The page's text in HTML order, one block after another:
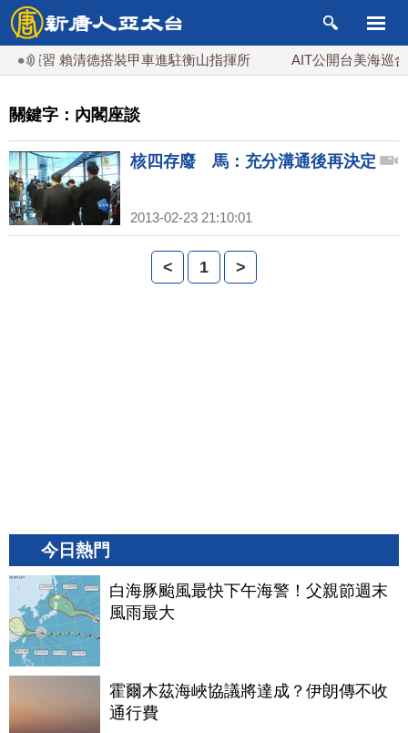
光演習 賴清德搭裝甲車進駐衡山指揮所 AIT公開台美海巡合
關鍵字：內閣座談
核四存廢 馬：充分溝通後再決定
2013-02-23 21:10:01
< 1 >
今日熱門
白海豚颱風最快下午海警！父親節週末
風雨最大
霍爾木茲海峽協議將達成？伊朗傳不收
通行費